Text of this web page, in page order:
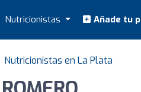
Nutricionistas Añade tu
Nutricionistas en La Plata